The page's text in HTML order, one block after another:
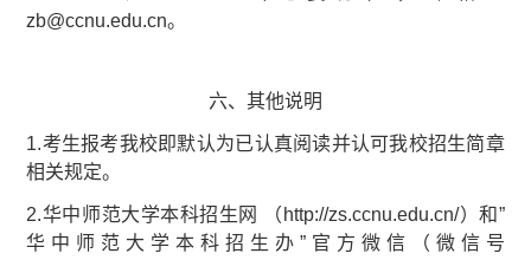
zb@ccnu.edu.cn。
六、其他说明
1.考生报考我校即默认为已认真阅读并认可我校招生简章
相关规定。
2.华中师范大学本科招生网 （http://zs.ccnu.edu.cn/）和”
华中师范大学本科招生办”官方微信（微信号